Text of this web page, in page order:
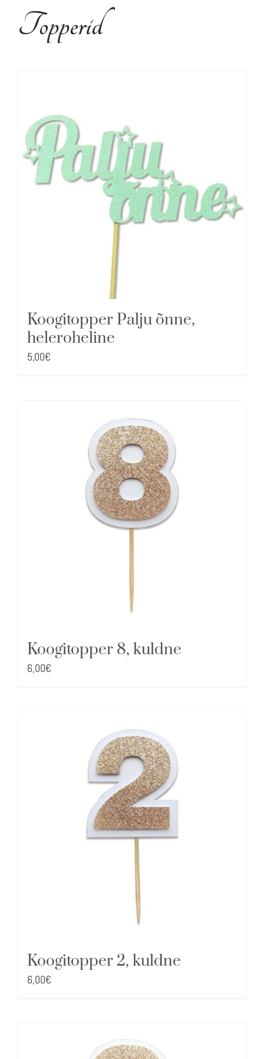
Tehtud tööd
Topperid
Koogitopper Palju õnne,
heleroheline
5,00€
Koogitopper 8, kuldne
6,00€
Koogitopper 2, kuldne
6,00€